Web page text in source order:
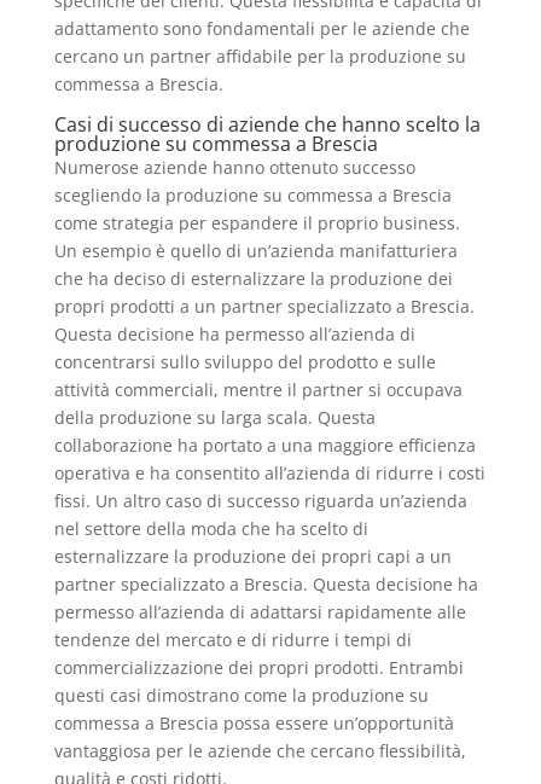
adattamento sono fondamentali per le aziende che
cercano un partner affidabile per la produzione su
commessa a Brescia.
Casi di successo di aziende che hanno scelto la
produzione su commessa a Brescia
Numerose aziende hanno ottenuto successo
scegliendo la produzione su commessa a Brescia
come strategia per espandere il proprio business.
Un esempio è quello di un’azienda manifatturiera
che ha deciso di esternalizzare la produzione dei
propri prodotti a un partner specializzato a Brescia.
Questa decisione ha permesso all’azienda di
concentrarsi sullo sviluppo del prodotto e sulle
attività commerciali, mentre il partner si occupava
della produzione su larga scala. Questa
collaborazione ha portato a una maggiore efficienza
operativa e ha consentito all’azienda di ridurre i costi
fissi. Un altro caso di successo riguarda un’azienda
nel settore della moda che ha scelto di
esternalizzare la produzione dei propri capi a un
partner specializzato a Brescia. Questa decisione ha
permesso all’azienda di adattarsi rapidamente alle
tendenze del mercato e di ridurre i tempi di
commercializzazione dei propri prodotti. Entrambi
questi casi dimostrano come la produzione su
commessa a Brescia possa essere un’opportunità
vantaggiosa per le aziende che cercano flessibilità,
qualità e costi ridotti.